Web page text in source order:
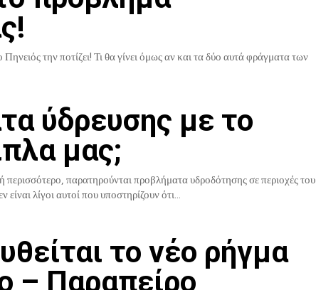
την ποτίζει! Τι θα γίνει όμως αν και τα δύο αυτά φράγματα των
ύδρευσης με το
μας;
περισσότερο, παρατηρούνται προβλήματα υδροδότησης σε περιοχές του
λίγοι αυτοί που υποστηρίζουν ότι...
το νέο ρήγμα
– Παραπείρο